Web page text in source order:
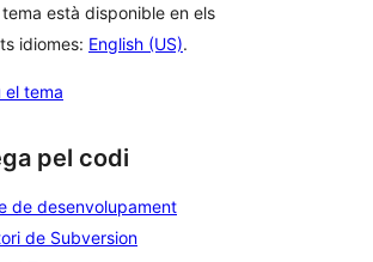
està disponible en els
idiomes: English (US).
el tema
pel codi
de desenvolupament
de Subversion